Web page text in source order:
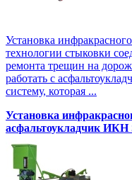
Установка
технологии стыковки
ремонта трещин на
работать с
систему, которая ...
Установка
асфальтоукладчик ИКН